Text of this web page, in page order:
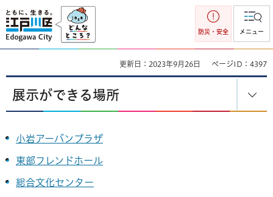
江戸川区
防災・安全 メニュー
更新日：2023年9月26日 ページID：4397
展示ができる場所
小岩アーバンプラザ
東部フレンドホール
総合文化センター